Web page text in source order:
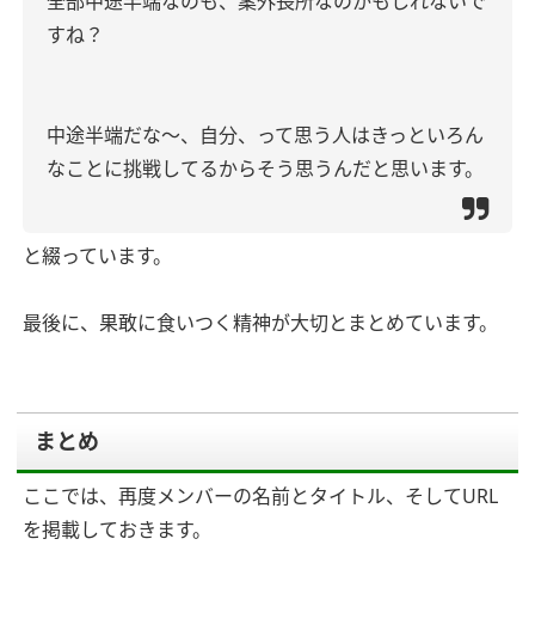
すね？
中途半端だな〜、自分、って思う人はきっといろん
なことに挑戦してるからそう思うんだと思います。
と綴っています。
最後に、果敢に食いつく精神が大切とまとめています。
まとめ
ここでは、再度メンバーの名前とタイトル、そしてURL
を掲載しておきます。